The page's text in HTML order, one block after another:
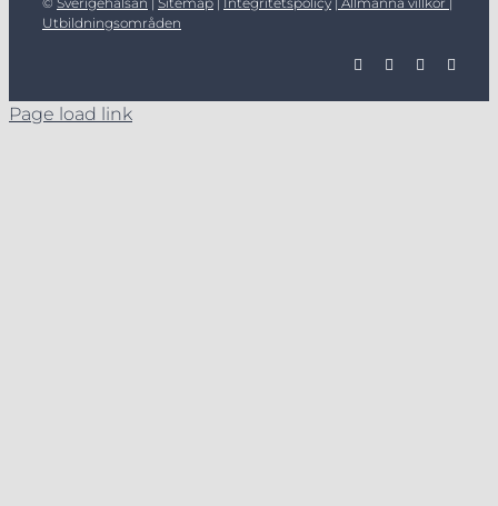
Utbildningsområden
Page load link